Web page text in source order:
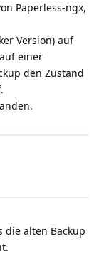
Paperless-ngx,
Version) auf
einer
den Zustand
die alten Backup